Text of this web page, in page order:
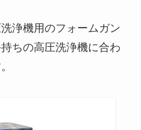
浄機用のフォームガン
ちの高圧洗浄機に合わ